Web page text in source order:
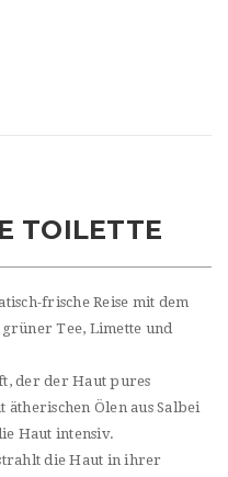
TOILETTE
frische Reise mit dem
Tee, Limette und
der der Haut pures
Ölen aus Salbei
Haut intensiv.
die Haut in ihrer